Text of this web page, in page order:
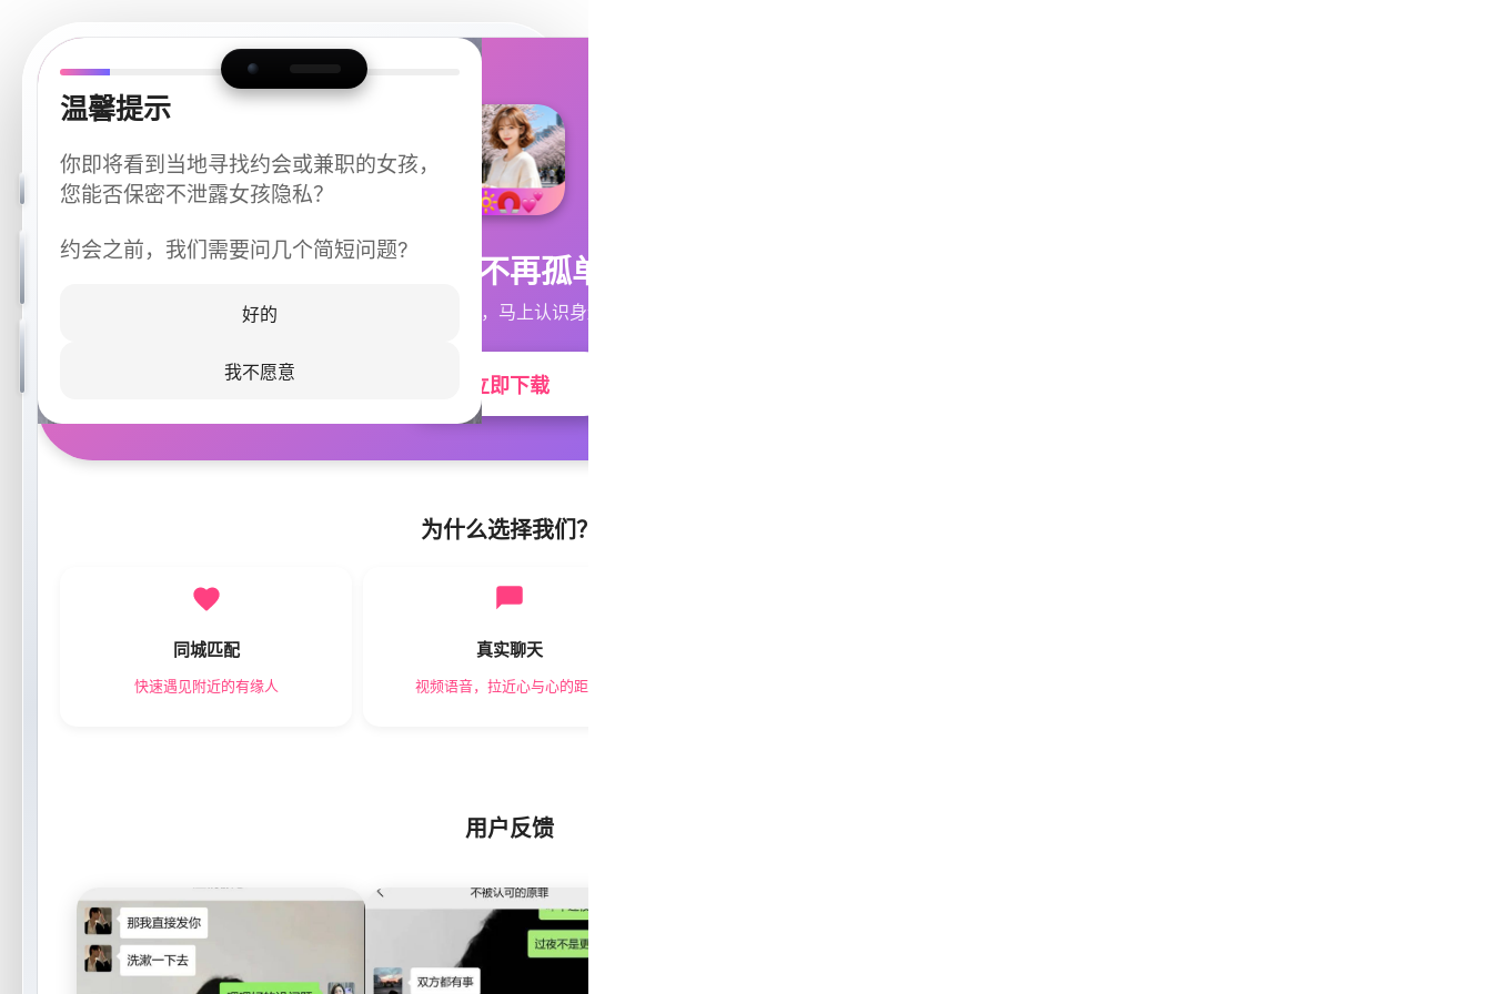
温馨提示
你即将看到当地寻找约会或兼职的女孩，
您能否保密不泄露女孩隐私？
约会之前，我们需要问几个简短问题?
好的
我不愿意
今晚不再孤单
同城快速匹配，马上认识身边的TA
立即下载
为什么选择我们？
同城匹配
快速遇见附近的有缘人
真实聊天
视频语音，拉近心与心的距离
用户反馈